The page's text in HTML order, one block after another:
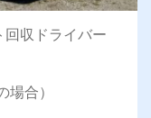
収ドライバー
合）